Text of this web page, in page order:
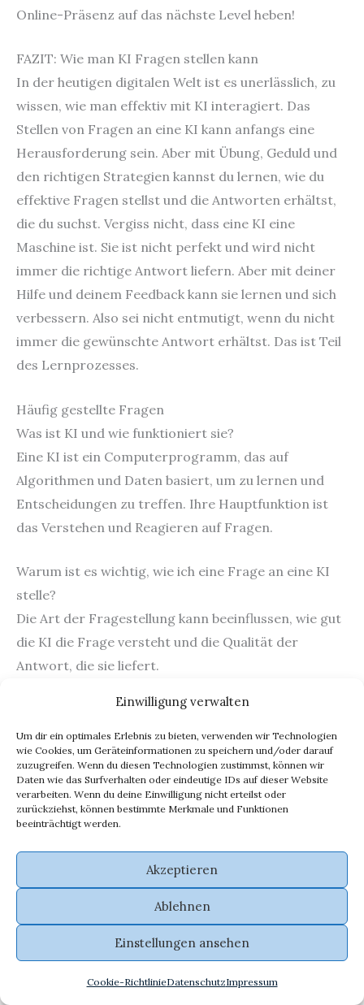
Einwilligung verwalten
Um dir ein optimales Erlebnis zu bieten, verwenden wir Technologien
wie Cookies, um Geräteinformationen zu speichern und/oder darauf
zuzugreifen. Wenn du diesen Technologien zustimmst, können wir
Daten wie das Surfverhalten oder eindeutige IDs auf dieser Website
verarbeiten. Wenn du deine Einwilligung nicht erteilst oder
zurückziehst, können bestimmte Merkmale und Funktionen
beeinträchtigt werden.
Akzeptieren
Ablehnen
Einstellungen ansehen
Cookie-RichtlinieDatenschutzImpressum
Online-Präsenz auf das nächste Level heben!
FAZIT: Wie man KI Fragen stellen kann
In der heutigen digitalen Welt ist es unerlässlich, zu
wissen, wie man effektiv mit KI interagiert. Das
Stellen von Fragen an eine KI kann anfangs eine
Herausforderung sein. Aber mit Übung, Geduld und
den richtigen Strategien kannst du lernen, wie du
effektive Fragen stellst und die Antworten erhältst,
die du suchst. Vergiss nicht, dass eine KI eine
Maschine ist. Sie ist nicht perfekt und wird nicht
immer die richtige Antwort liefern. Aber mit deiner
Hilfe und deinem Feedback kann sie lernen und sich
verbessern. Also sei nicht entmutigt, wenn du nicht
immer die gewünschte Antwort erhältst. Das ist Teil
des Lernprozesses.
Häufig gestellte Fragen
Was ist KI und wie funktioniert sie?
Eine KI ist ein Computerprogramm, das auf
Algorithmen und Daten basiert, um zu lernen und
Entscheidungen zu treffen. Ihre Hauptfunktion ist
das Verstehen und Reagieren auf Fragen.
Warum ist es wichtig, wie ich eine Frage an eine KI
stelle?
Die Art der Fragestellung kann beeinflussen, wie gut
die KI die Frage versteht und die Qualität der
Antwort, die sie liefert.
Was sind die drei Teile einer effektiven Frage an eine
KI?
Eine effektive Frage besteht aus einem Trigger, einer
Aktion und einem Objekt. Der Trigger weckt die KI,
die Aktion beschreibt die erwartete Reaktion, und
das Objekt ist der Bezugspunkt der Aktion.
Wie kann ich meine Fragen an eine KI verbessern?
Sei spezifisch, vermeide mehrdeutige Wörter und
formuliere deine Fragen in vollständigen Sätzen.
Was sind häufige Fehler beim Fragenstellen an eine